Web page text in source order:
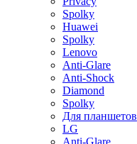
Spolky
Huawei
Spolky
Lenovo
Anti-Glare
Anti-Shock
Diamond
Spolky
Для планшетов
LG